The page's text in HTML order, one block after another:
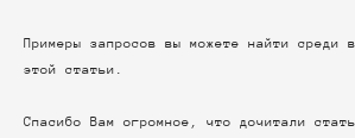
Примеры запросов вы можете найти среди
этой статьи.
Спасибо Вам огромное, что дочитали